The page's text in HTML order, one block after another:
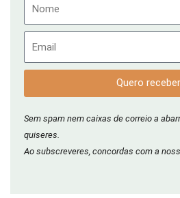
Quero receber
Sem spam nem caixas de correio a
quiseres.
Ao subscreveres, concordas com a